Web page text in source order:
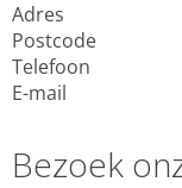
Adres
Postcode
Telefoon
E-mail
Bezoek